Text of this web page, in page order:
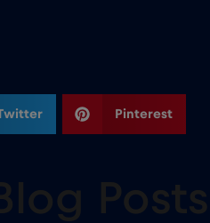
Pinterest
Posts